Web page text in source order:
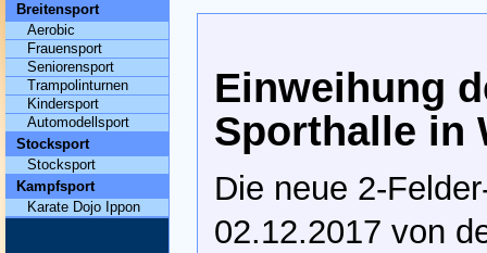
Breitensport
Aerobic
Frauensport
Seniorensport
Trampolinturnen
Kindersport
Automodellsport
Stocksport
Stocksport
Kampfsport
Karate Dojo Ippon
Einweihung
Sporthalle in
Die neue 2-
02.12.2017 von